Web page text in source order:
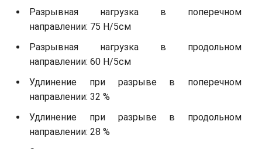
Разрывная нагрузка в поперечном
направлении: 75 Н/5см
Разрывная нагрузка в продольном
направлении: 60 Н/5см
Удлинение при разрыве в поперечном
направлении: 32 %
Удлинение при разрыве в продольном
направлении: 28 %